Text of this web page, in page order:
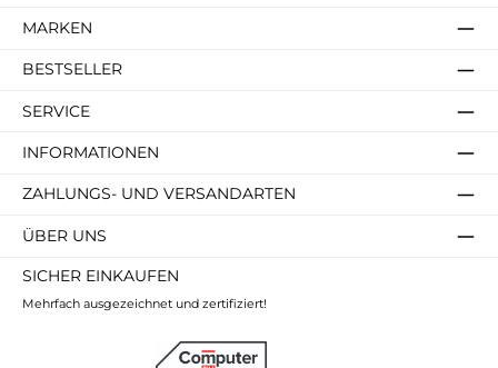
MARKEN
BESTSELLER
SERVICE
INFORMATIONEN
ZAHLUNGS- UND VERSANDARTEN
ÜBER UNS
SICHER EINKAUFEN
Mehrfach ausgezeichnet und zertifiziert!